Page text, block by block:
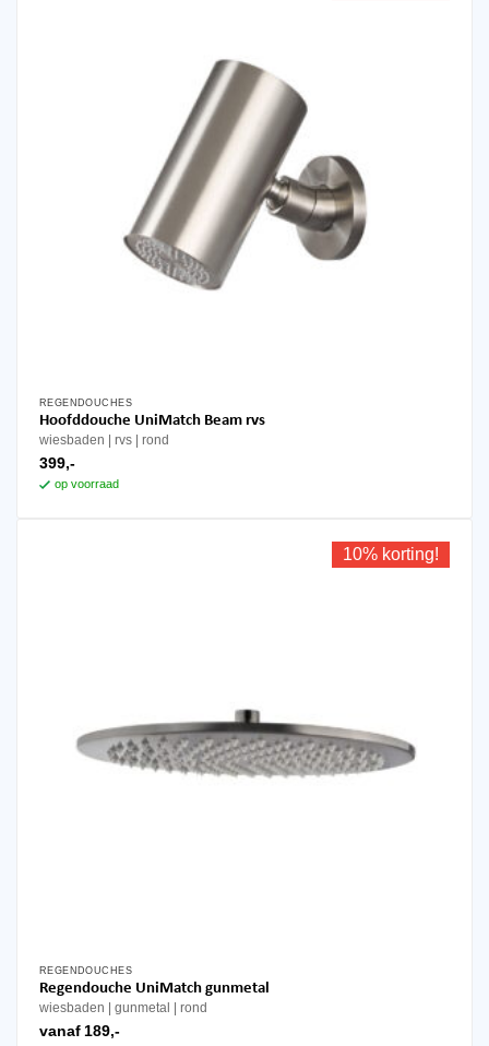
REGENDOUCHES
Hoofddouche UniMatch Beam rvs
wiesbaden rvs rond
399,-
op voorraad
10% korting!
REGENDOUCHES
Regendouche UniMatch gunmetal
wiesbaden gunmetal rond
vanaf 189,-
Dit
product